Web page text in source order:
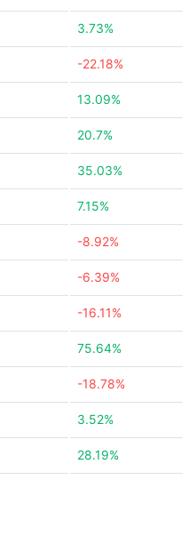
3.73%
-22.18%
13.09%
20.7%
35.03%
7.15%
-8.92%
-6.39%
-16.11%
75.64%
-18.78%
3.52%
28.19%